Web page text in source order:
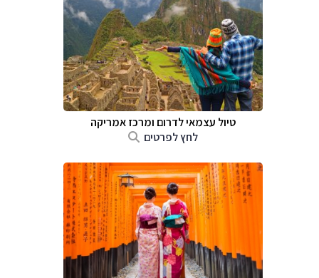
טיול עצמאי לדרום ומרכז אמריקה
לחץ לפרטים